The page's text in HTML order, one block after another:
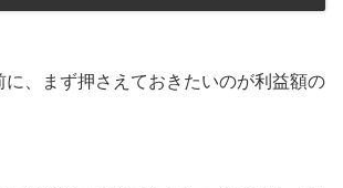
に、まず押さえておきたいのが利益額の